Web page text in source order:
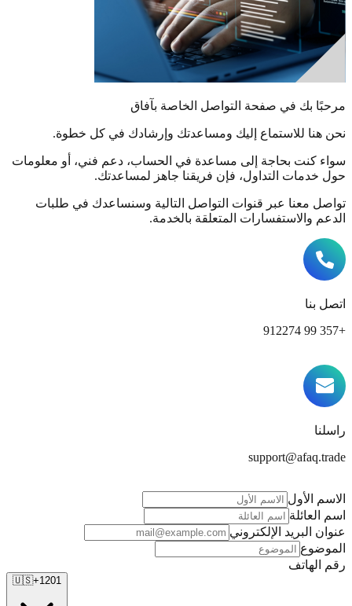
مرحبًا بك في صفحة التواصل الخاصة بآفاق
نحن هنا للاستماع إليك ومساعدتك وإرشادك في كل خطوة.
سواء كنت بحاجة إلى مساعدة في الحساب، دعم فني، أو معلومات
حول خدمات التداول، فإن فريقنا جاهز لمساعدتك.
تواصل معنا عبر قنوات التواصل التالية وسنساعدك في طلبات
الدعم والاستفسارات المتعلقة بالخدمة.
اتصل بنا
+357 99 912274
راسلنا
support@afaq.trade
الاسم الأول
اسم العائلة
عنوان البريد الإلكتروني
الموضوع
رقم الهاتف
🇺🇸+1201